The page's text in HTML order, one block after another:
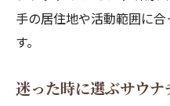
手の居住地や活動範囲に
す。
迷った時に選ぶサウナ